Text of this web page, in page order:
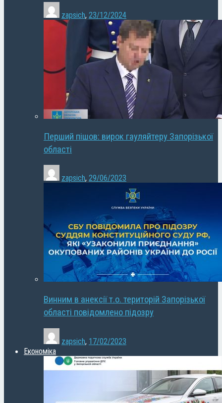
zapsich, 23/12/2024
Перший пішов: вирок гауляйтеру Запорізької
області
zapsich, 29/06/2023
Винним в анексії т.о. територій Запорізької
області повідомлено підозру
zapsich, 17/02/2023
Економіка